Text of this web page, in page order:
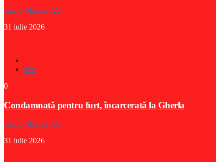
Radio Medias 725
31 iulie 2026
Stiri
0
Condamnată pentru furt, încarcerată la Gherla
Radio Medias 725
31 iulie 2026